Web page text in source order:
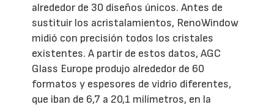
alrededor de 30 diseños únicos. Antes de
sustituir los acristalamientos, RenoWindow
midió con precisión todos los cristales
existentes. A partir de estos datos, AGC
Glass Europe produjo alrededor de 60
formatos y espesores de vidrio diferentes,
que iban de 6,7 a 20,1 milímetros, en la